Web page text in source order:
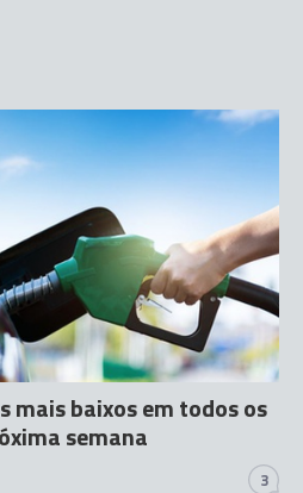
mais baixos em todos os
semana
3